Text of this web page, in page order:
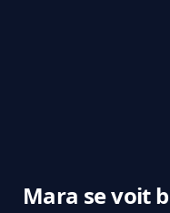
Mara se voit